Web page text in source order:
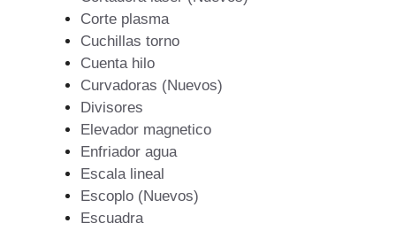
Corte plasma
Cuchillas torno
Cuenta hilo
Curvadoras (Nuevos)
Divisores
Elevador magnetico
Enfriador agua
Escala lineal
Escoplo (Nuevos)
Escuadra